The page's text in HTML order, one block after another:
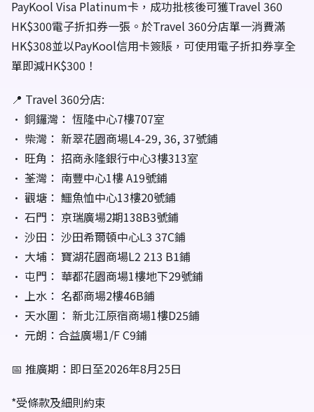
PayKool Visa Platinum卡，成功批核後可獲Travel 360
HK$300電子折扣券一張。於Travel 360分店單一消費滿
HK$308並以PayKool信用卡簽賬，可使用電子折扣券享全
單即減HK$300！
📍 Travel 360分店:
• 銅鑼灣： 恆隆中心7樓707室
• 柴灣： 新翠花園商場L4-29, 36, 37號鋪
• 旺角： 招商永隆銀行中心3樓313室
• 荃灣： 南豐中心1樓 A19號鋪
• 觀塘： 鱷魚恤中心13樓20號鋪
• 石門： 京瑞廣場2期138B3號鋪
• 沙田： 沙田希爾頓中心L3 37C鋪
• 大埔： 寶湖花園商場L2 213 B1鋪
• 屯門： 華都花園商場1樓地下29號鋪
• 上水： 名都商場2樓46B鋪
• 天水圍： 新北江原宿商場1樓D25鋪
• 元朗：合益廣場1/F C9鋪
📅 推廣期：即日至2026年8月25日
*受條款及細則約束